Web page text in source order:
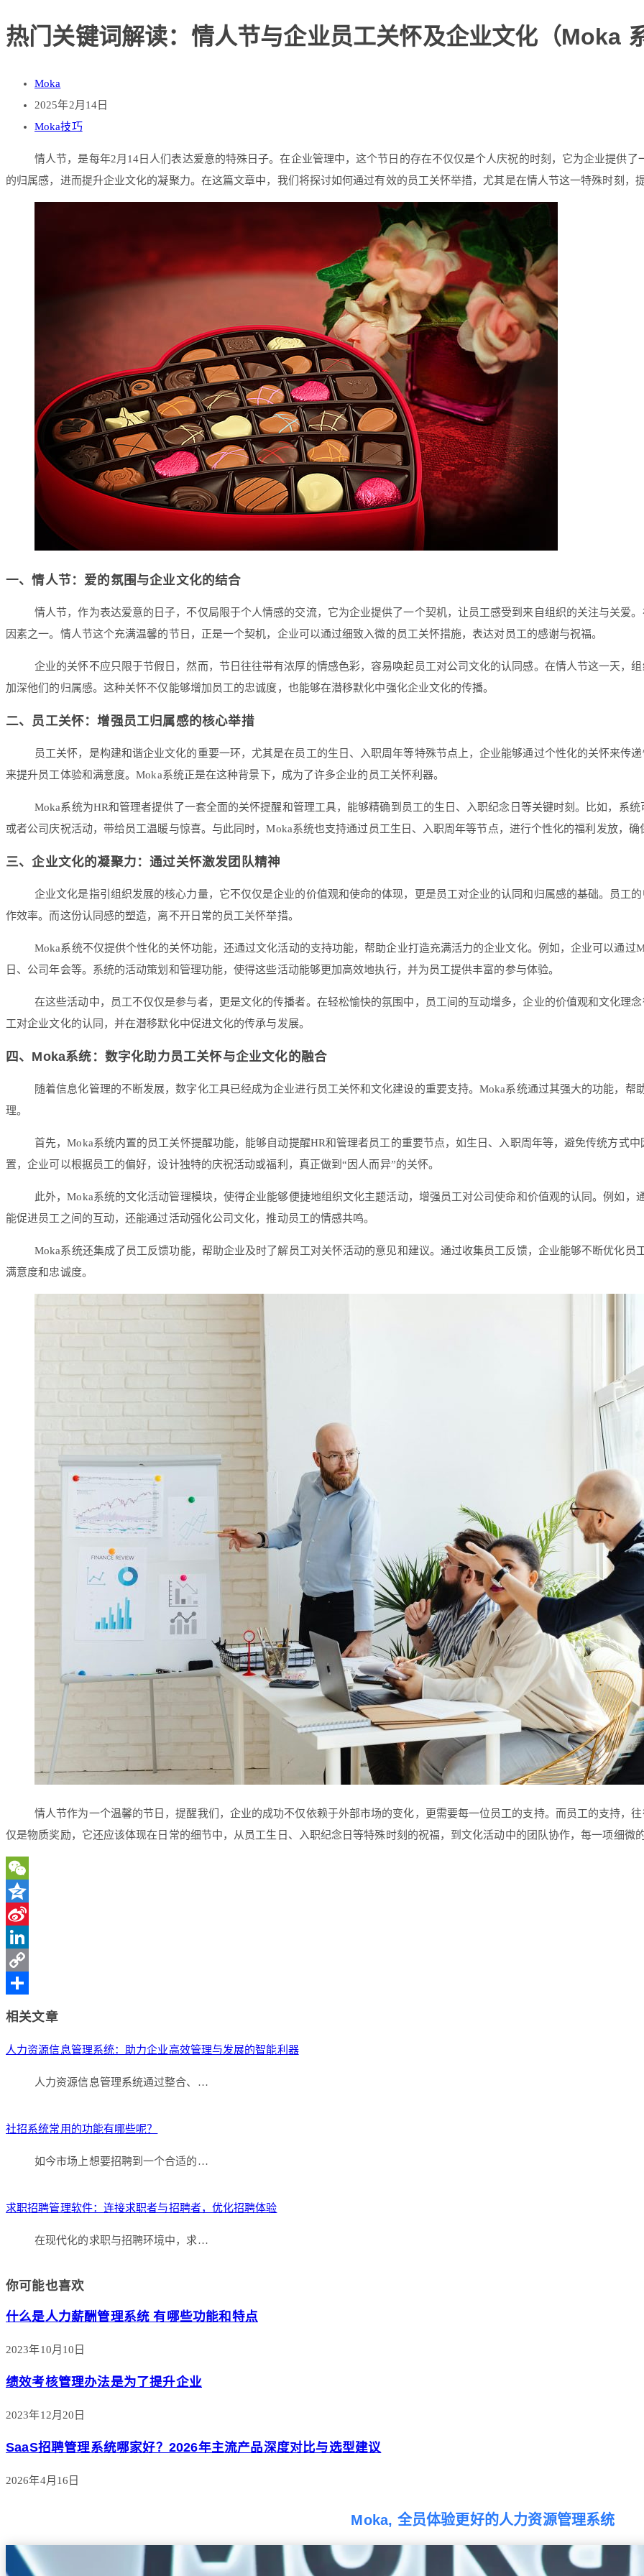
热门关键词解读：情人节与企业员工关怀及企业文化（Moka
Moka
2025年2月14日
Moka技巧
情人节，是每年2月14日人们表达爱意的特殊日子。在企业管理中，这个节日的存在不仅仅是个人庆祝的时刻，它为企业提供
的归属感，进而提升企业文化的凝聚力。在这篇文章中，我们将探讨如何通过有效的员工关怀举措，尤其是在情人节这一特殊时刻
一、情人节：爱的氛围与企业文化的结合
情人节，作为表达爱意的日子，不仅局限于个人情感的交流，它为企业提供了一个契机，让员工感受到来自组织的关注与关爱
因素之一。情人节这个充满温馨的节日，正是一个契机，企业可以通过细致入微的员工关怀措施，表达对员工的感谢与祝福。
企业的关怀不应只限于节假日，然而，节日往往带有浓厚的情感色彩，容易唤起员工对公司文化的认同感。在情人节这一天，
加深他们的归属感。这种关怀不仅能够增加员工的忠诚度，也能够在潜移默化中强化企业文化的传播。
二、 员工关怀：增强员工归属感的核心举措
员工关怀，是构建和谐企业文化的重要一环，尤其是在员工的生日、入职周年等特殊节点上，企业能够通过个性化的关怀来传
来提升员工体验和满意度。Moka系统正是在这种背景下，成为了许多企业的员工关怀利器。
Moka系统为HR和管理者提供了一套全面的关怀提醒和管理工具，能够精确到员工的生日、入职纪念日等关键时刻。比如，系
或者公司庆祝活动，带给员工温暖与惊喜。与此同时，Moka系统也支持通过员工生日、入职周年等节点，进行个性化的福利发放，
三、企业文化的凝聚力：通过关怀激发团队精神
企业文化是指引组织发展的核心力量，它不仅仅是企业的价值观和使命的体现，更是员工对企业的认同和归属感的基础。员工
作效率。而这份认同感的塑造，离不开日常的员工关怀举措。
Moka系统不仅提供个性化的关怀功能，还通过文化活动的支持功能，帮助企业打造充满活力的企业文化。例如，企业可以通
日、公司年会等。系统的活动策划和管理功能，使得这些活动能够更加高效地执行，并为员工提供丰富的参与体验。
在这些活动中，员工不仅仅是参与者，更是文化的传播者。在轻松愉快的氛围中，员工间的互动增多，企业的价值观和文化理
工对企业文化的认同，并在潜移默化中促进文化的传承与发展。
四、 Moka系统：数字化助力员工关怀与企业文化的融合
随着信息化管理的不断发展，数字化工具已经成为企业进行员工关怀和文化建设的重要支持。Moka系统通过其强大的功能，
理。
首先，Moka系统内置的员工关怀提醒功能，能够自动提醒HR和管理者员工的重要节点，如生日、入职周年等，避免传统方式
置，企业可以根据员工的偏好，设计独特的庆祝活动或福利，真正做到“因人而异”的关怀。
此外，Moka系统的文化活动管理模块，使得企业能够便捷地组织文化主题活动，增强员工对公司使命和价值观的认同。例如
能促进员工之间的互动，还能通过活动强化公司文化，推动员工的情感共鸣。
Moka系统还集成了员工反馈功能，帮助企业及时了解员工对关怀活动的意见和建议。通过收集员工反馈，企业能够不断优化
满意度和忠诚度。
情人节作为一个温馨的节日，提醒我们，企业的成功不仅依赖于外部市场的变化，更需要每一位员工的支持。而员工的支持，
仅是物质奖励，它还应该体现在日常的细节中，从员工生日、入职纪念日等特殊时刻的祝福，到文化活动中的团队协作，每一项细微
WeChat
Qzone
Sina
Weibo
LinkedIn
Copy
相关文章
人力资源信息管理系统：助力企业高效管理与发展的智能利器
人力资源信息管理系统通过整合、…
社招系统常用的功能有哪些呢？
如今市场上想要招聘到一个合适的…
求职招聘管理软件：连接求职者与招聘者，优化招聘体验
在现代化的求职与招聘环境中，求…
你可能也喜欢
什么是人力薪酬管理系统 有哪些功能和特点
2023年10月10日
绩效考核管理办法是为了提升企业
2023年12月20日
SaaS招聘管理系统哪家好？2026年主流产品深度对比与选型建议
2026年4月16日
Moka, 全员体验更好的人力资源管理系统